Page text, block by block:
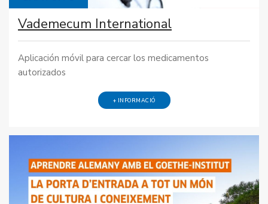
Vademecum International
Aplicación móvil para cercar los medicamentos
autorizados
+ INFORMACIÓ